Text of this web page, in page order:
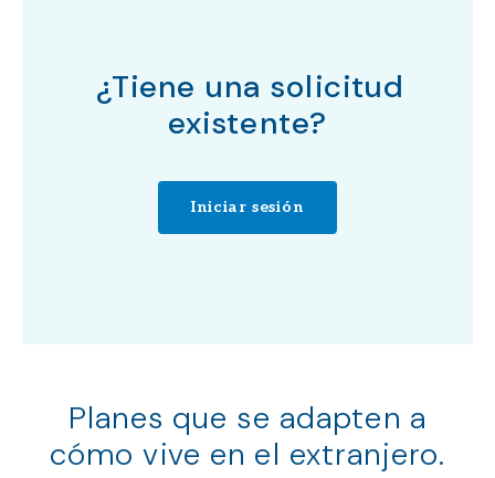
¿Tiene una solicitud
existente?
Iniciar sesión
Planes que se adapten a
cómo vive en el extranjero.